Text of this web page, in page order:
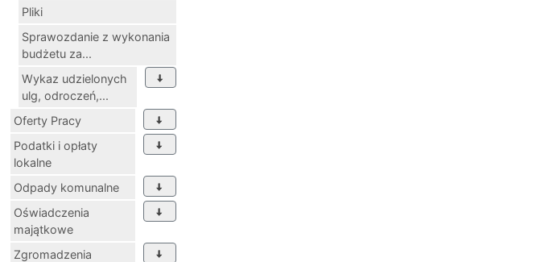
Pliki
Sprawozdanie z wykonania
budżetu za...
Wykaz udzielonych
ulg, odroczeń,...
Oferty Pracy
Podatki i opłaty
lokalne
Odpady komunalne
Oświadczenia
majątkowe
Zgromadzenia